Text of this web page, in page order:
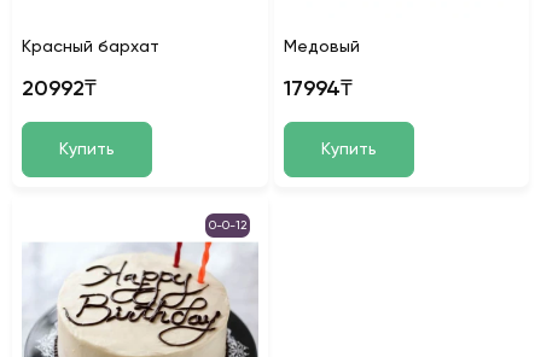
Красный бархат
20992₸
Купить
Медовый
17994₸
Купить
0-0-12